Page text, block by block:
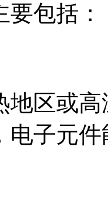
包括：
地区或
电子元